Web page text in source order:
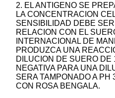
2. EL ANTIGENO SE
LA CONCENTRACION
SENSIBILIDAD DEBE
RELACION CON EL
INTERNACIONAL DE
PRODUZCA UNA
DILUCION DE SUERO DE
NEGATIVA PARA UNA
SERA TAMPONADO A PH
CON ROSA BENGALA.